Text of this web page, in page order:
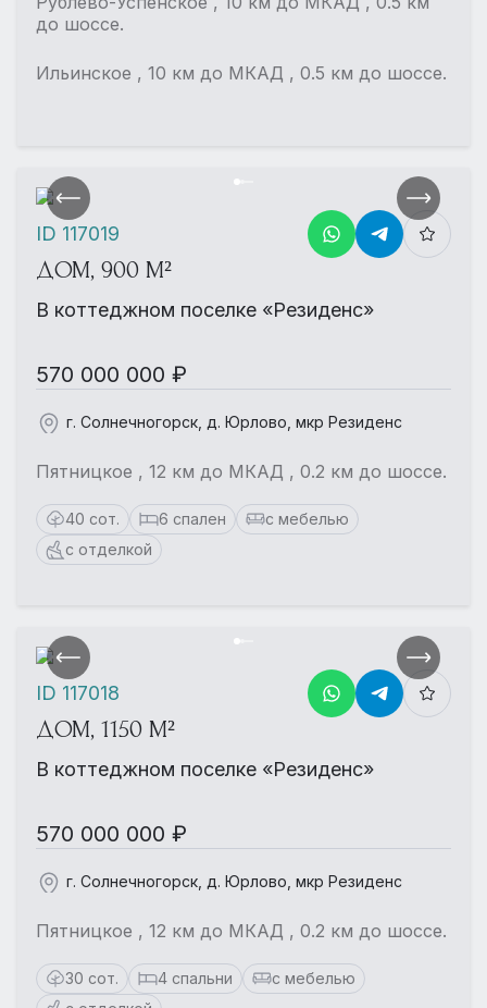
до шоссе.
Ильинское , 10 км до МКАД , 0.5 км до шоссе.
ДОМ, 900 М²
В коттеджном поселке «Резиденс»
570 000 000 ₽
г. Солнечногорск, д. Юрлово, мкр Резиденс
Пятницкое , 12 км до МКАД , 0.2 км до шоссе.
40 сот. 6 спален
с мебелью
с отделкой
ID 117019
ДОМ, 1150 М²
В коттеджном поселке «Резиденс»
570 000 000 ₽
г. Солнечногорск, д. Юрлово, мкр Резиденс
Пятницкое , 12 км до МКАД , 0.2 км до шоссе.
30 сот. 4 спальни
с мебелью
ID 117018